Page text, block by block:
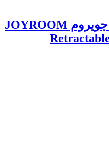
پاوربانک 35وات 10000 جویروم JOYROOM